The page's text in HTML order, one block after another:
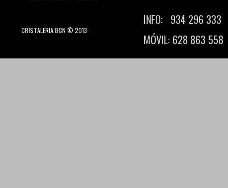
CRISTALERIA BCN © 2013
INFO: 934 296 333
MÓVIL: 628 863 558